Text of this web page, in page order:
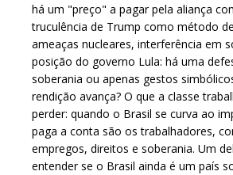
há um "preço" a pagar pela aliança
truculência de Trump como método
ameaças nucleares, interferência em
posição do governo Lula: há uma
soberania ou apenas gestos
rendição avança? O que a classe
perder: quando o Brasil se curva ao
paga a conta são os trabalhadores,
empregos, direitos e soberania. Um
entender se o Brasil ainda é um país